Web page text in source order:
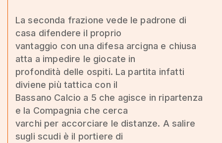
La seconda frazione vede le padrone di
casa difendere il proprio
vantaggio con una difesa arcigna e chiusa
atta a impedire le giocate in
profondità delle ospiti. La partita infatti
diviene più tattica con il
Bassano Calcio a 5 che agisce in ripartenza
e la Compagnia che cerca
varchi per accorciare le distanze. A salire
sugli scudi è il portiere di